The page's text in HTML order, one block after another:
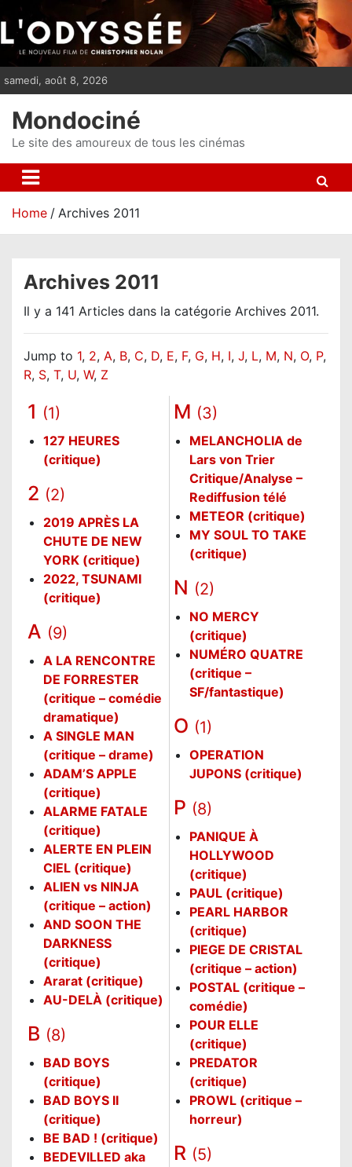
i
p
n
t
samedi, août 8, 2026
Mondociné
Le site des amoureux de tous les cinémas
Home Archives 2011
Archives 2011
Il y a 141 Articles dans la catégorie Archives 2011.
Jump to 1, 2, A, B, C, D, E, F, G, H, I, J, L, M, N, O, P,
R, S, T, U, W, Z
1 (1)
127 HEURES
(critique)
2 (2)
2019 APRÈS LA
CHUTE DE NEW
YORK (critique)
2022, TSUNAMI
(critique)
A (9)
A LA RENCONTRE
DE FORRESTER
(critique – comédie
dramatique)
A SINGLE MAN
(critique – drame)
ADAM’S APPLE
(critique)
ALARME FATALE
(critique)
ALERTE EN PLEIN
CIEL (critique)
ALIEN vs NINJA
(critique – action)
AND SOON THE
DARKNESS
(critique)
Ararat (critique)
AU-DELÀ (critique)
B (8)
BAD BOYS
(critique)
BAD BOYS II
(critique)
BE BAD ! (critique)
BEDEVILLED aka
M (3)
MELANCHOLIA de
Lars von Trier
Critique/Analyse –
Rediffusion télé
METEOR (critique)
MY SOUL TO TAKE
(critique)
N (2)
NO MERCY
(critique)
NUMÉRO QUATRE
(critique –
SF/fantastique)
O (1)
OPERATION
JUPONS (critique)
P (8)
PANIQUE À
HOLLYWOOD
(critique)
PAUL (critique)
PEARL HARBOR
(critique)
PIEGE DE CRISTAL
(critique – action)
POSTAL (critique –
comédie)
POUR ELLE
(critique)
PREDATOR
(critique)
PROWL (critique –
horreur)
R (5)